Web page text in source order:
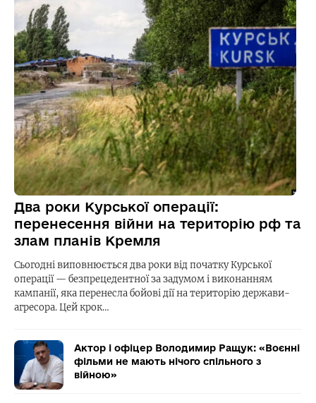
Два роки Курської операції:
перенесення війни на територію рф та
злам планів Кремля
Сьогодні виповнюється два роки від початку Курської
операції — безпрецедентної за задумом і виконанням
кампанії, яка перенесла бойові дії на територію держави-
агресора. Цей крок…
Актор і офіцер Володимир Ращук: «Воєнні
фільми не мають нічого спільного з
війною»